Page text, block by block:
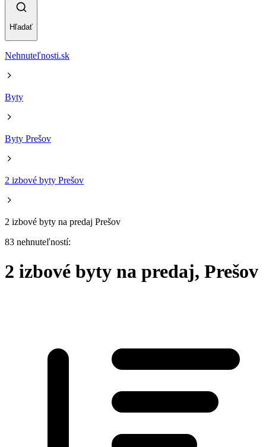
Hľadať
Nehnuteľnosti.sk
Byty
Byty Prešov
2 izbové byty Prešov
2 izbové byty na predaj Prešov
83 nehnuteľností:
2 izbové byty na predaj, Prešov